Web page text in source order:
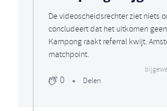
De videoscheidsrechter ziet niets
concludeert dat het uitkomen
Kampong raakt referral kwijt.
matchpoint.
0 Delen